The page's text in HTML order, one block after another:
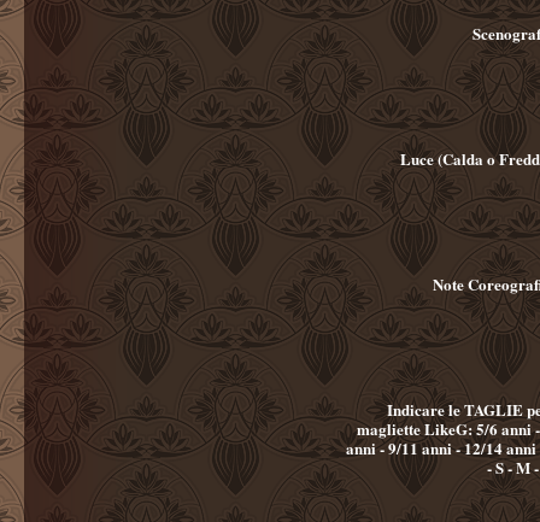
Luce (Calda o
Note
Indicare le TAGLIE
magliette LikeG: 5/6 anni - 7/8
anni - 9/11 anni - 12/14 anni - Xs
- S - M